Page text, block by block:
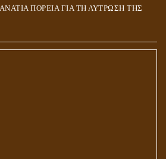
ΠΟΡΕΙΑ ΓΙΑ ΤΗ ΛΥΤΡΩΣΗ ΤΗΣ